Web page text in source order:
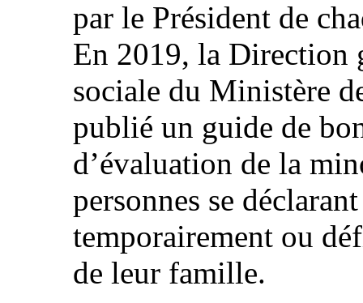
par le Président de
En 2019, la Direction
sociale du Ministère
publié un guide de
d’évaluation de la
personnes se
temporairement ou
de leur famille.